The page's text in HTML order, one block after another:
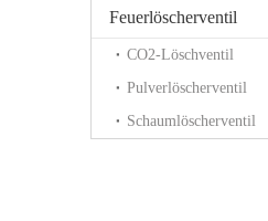
Feuerlöscherventil
CO2-Löschventil
Pulverlöscherventil
Schaumlöscherventil